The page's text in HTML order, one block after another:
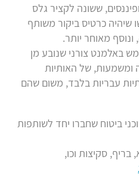
ששונה לקציר גלס
שיהיה כרטיס ביקור משותף
מאוחר יותר.
באלמנט צורני שנובע מן
ומשמעות, של האותיות
עבריות בלבד, משום שהם
ביטוח שחברו יחד לשותפות
סקיצות וכו,